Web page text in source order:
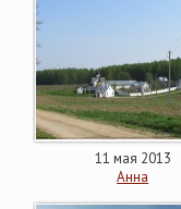
11 мая 2013
Анна